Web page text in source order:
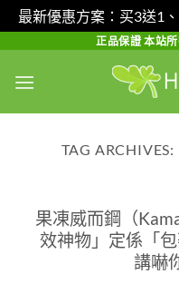
最新優惠方案：买3送1
content
正品保證 本站
TAG ARCHIVES:
果凍威而鋼（
效神物」定係「
講嚇